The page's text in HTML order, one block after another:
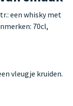
een whisky met
70cl,
vleugje kruiden.